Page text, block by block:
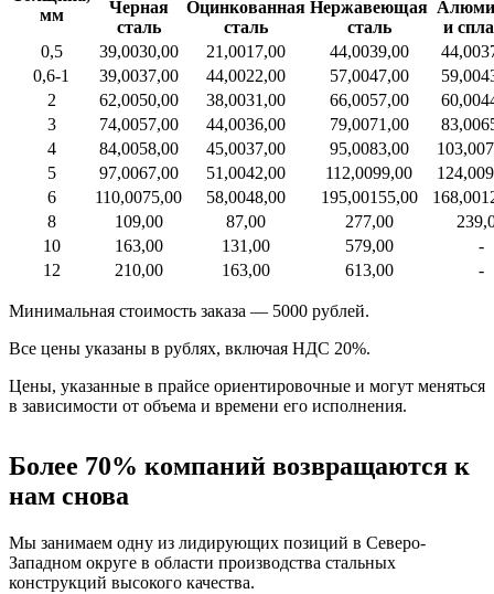
мм
Черная
сталь
Оцинкованная
сталь
Нержавеющая
сталь
и
0,5
39,0030,00 21,0017,00 44,0039,00 44,00
0,6-1
39,0037,00 44,0022,00 57,0047,00 59,00
2
62,0050,00 38,0031,00 66,0057,00 60,00
3
74,0057,00 44,0036,00 79,0071,00 83,00
4
84,0058,00 45,0037,00 95,0083,00 103,00
5
97,0067,00 51,0042,00 112,0099,00 124,00
6
110,0075,00 58,0048,00 195,00155,00 168,00
8
109,00 87,00 277,00
10
163,00 131,00 579,00
-
12
210,00 163,00 613,00 -
Минимальная стоимость заказа — 5000 рублей.
Все цены указаны в рублях, включая НДС 20%.
Цены, указанные в прайсе ориентировочные и могут меняться
в зависимости от объема и времени его исполнения.
Более 70% компаний возвращаются к
нам снова
Мы занимаем одну из лидирующих позиций в Северо-
Западном округе в области производства стальных
конструкций высокого качества.